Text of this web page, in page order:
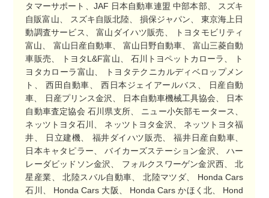
タマーサポート、JAF 日本自動車連盟 中部本部、 スズキ
自販富山、 スズキ自販北陸、 損保ジャパン、 東京海上日
動調査サービス、 富山ダイハツ販売、 トヨタモビリティ
富山、 富山日産自動車、 富山日野自動車、 富山三菱自動
車販売、 トヨタL&F富山、 石川トヨペットカローラ、 ト
ヨタカローラ富山、 トヨタテクニカルディベロップメン
ト、 西田自動車、 西日本ジェイアールバス、 日産自動
車、 日産プリンス金沢、 日本自動車機械工具協会、 日本
自動車査定協会 石川県支所、 ニュー小矢部モータース、
ネッツトヨタ石川、 ネッツトヨタ金沢、 ネッツトヨタ福
井、 日立建機、 福井ダイハツ販売、 福井日産自動車、
日本キャタピラー、 バイカーズステーション金沢、 ハー
レーダビッドソン金沢、 フォルクスワーゲン金沢西、 北
星産業、 北陸スバル自動車、 北陸マツダ、 Honda Cars
石川、 Honda Cars 大阪、 Honda Cars かほく北、 Hond